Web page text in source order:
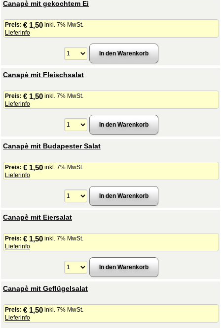
Canapè mit gekochtem Ei
Preis: € 1,50 inkl. 7% MwSt.
Lieferinfo
Canapè mit Fleischsalat
Preis: € 1,50 inkl. 7% MwSt.
Lieferinfo
Canapè mit Budapester Salat
Preis: € 1,50 inkl. 7% MwSt.
Lieferinfo
Canapè mit Eiersalat
Preis: € 1,50 inkl. 7% MwSt.
Lieferinfo
Canapè mit Geflügelsalat
Preis: € 1,50 inkl. 7% MwSt.
Lieferinfo